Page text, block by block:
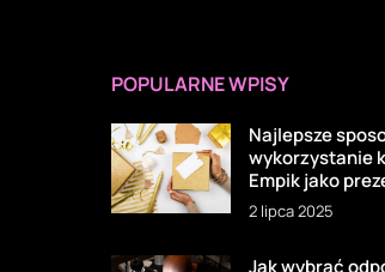
POPULARNE WPISY
Najlepsze
wykorzystanie
Empik jako
2 lipca 2025
Jak wybrać